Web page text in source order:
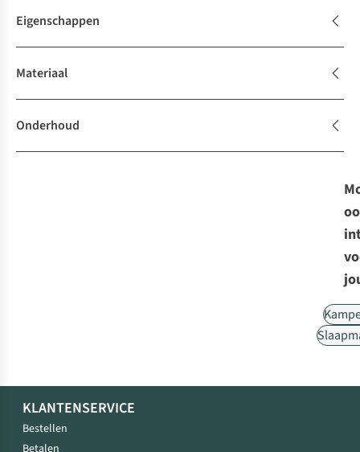
Eigenschappen
Materiaal
Onderhoud
KLANTENSERVICE
Bestellen